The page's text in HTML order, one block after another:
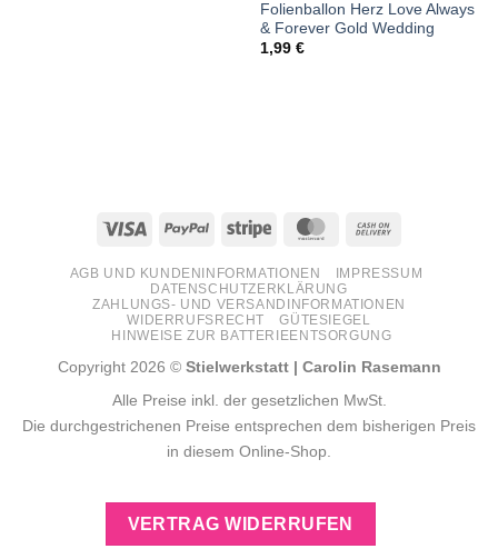
Folienballon Herz Love Always
& Forever Gold Wedding
1,99 €
Visa PayPal Stripe MasterCard
Delivery
AGB UND KUNDENINFORMATIONEN
IMPRESSUM
DATENSCHUTZERKLÄRUNG
ZAHLUNGS- UND VERSANDINFORMATIONEN
WIDERRUFSRECHT
GÜTESIEGEL
HINWEISE ZUR BATTERIEENTSORGUNG
Copyright 2026 © Stielwerkstatt | Carolin Rasemann
Alle Preise inkl. der gesetzlichen MwSt.
Die durchgestrichenen Preise entsprechen dem bisherigen Preis
in diesem Online-Shop.
VERTRAG WIDERRUFEN